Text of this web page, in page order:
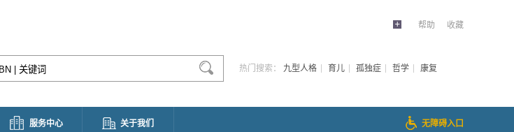
帮助 收藏
热门搜索： 九型人格 育儿 孤独症 哲学 康复
服务中心 关于我们 无障碍入口